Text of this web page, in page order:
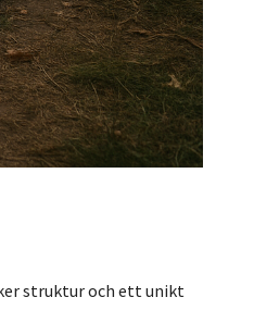
struktur och ett unikt